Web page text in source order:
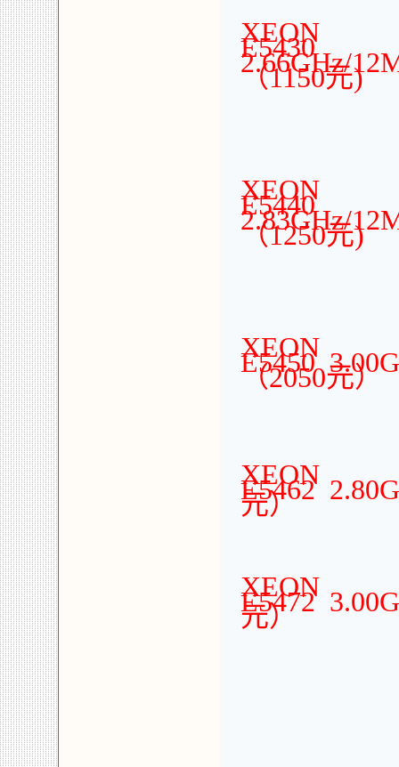
XEON
E5430
2.66GHz/
（1150元)
XEON
E5440
2.83GHz/
（1250元)
XEON
E5450
（2050元）
XEON
E5462
元）
XEON
E5472
元）